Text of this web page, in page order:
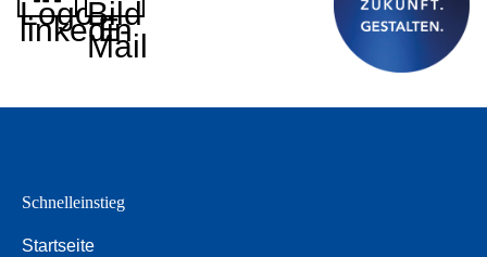
Logo
linkedin
Bild
E-
Mail
Schnelleinstieg
Startseite